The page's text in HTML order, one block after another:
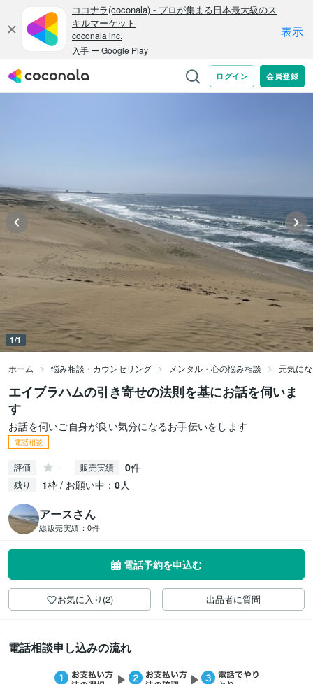
1/1
ホーム 悩み相談・カウンセリング メンタル・心の悩み相談 元気に
エイブラハムの引き寄せの法則を基にお話を伺いま
す
お話を伺いご自身が良い気分になるお手伝いをします
電話相談
評価 - 販売実績 0件
残り 1枠 / お願い中： 0人
アースさん
総販売実績： 0件
電話予約を申込む
お気に入り(2) 出品者に質問
電話相談申し込みの流れ